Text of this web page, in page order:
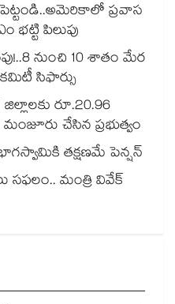
ప్రవాస
భట్టి పిలుపు
నుంచి 10 శాతం మేర
క‌‌మిటీ సిఫార్సు
రూ.20.96
చేసిన ప్రభుత్వం
తక్షణమే పెన్షన్‌‌
సఫలం.. మంత్రి వివేక్